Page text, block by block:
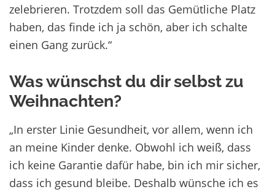
zelebrieren. Trotzdem soll das Gemütliche Platz
haben, das finde ich ja schön, aber ich schalte
einen Gang zurück.“
Was wünschst du dir selbst zu
Weihnachten?
„In erster Linie Gesundheit, vor allem, wenn ich
an meine Kinder denke. Obwohl ich weiß, dass
ich keine Garantie dafür habe, bin ich mir sicher,
dass ich gesund bleibe. Deshalb wünsche ich es